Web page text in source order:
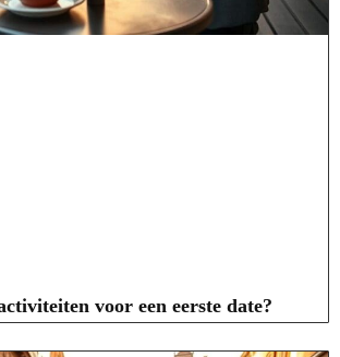
voor een eerste date?